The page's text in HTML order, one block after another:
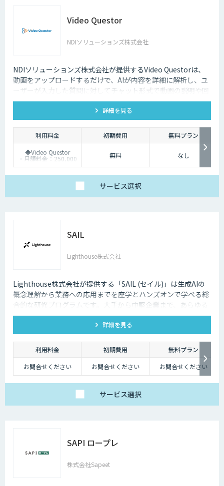
Video Questor
NDIソリューションズ株式会社
NDIソリューションズ株式会社が提供するVideo Questorは、
動画をアップロードするだけで、AIが内容を詳細に解析し、ユ
ーザーが入力した質問に対してチャット形式で動画の説明や回
答を行います。
詳細を見る
利用料金 初期費用
無料プラン
◆Video Questor
・月額料金：250,000
円～ ※追加料金なく
・月額料金：100,000
円～
無料 なし
サービス選択
SAIL
Lighthouse株式会社
Lighthouse株式会社が提供する「SAIL (セイル)」は生成AIの
概念理解から業務への応用までを座学とハンズオンで学べる総
合的な研修プログラムです。大手から中堅企業まで、あらゆる
業界・業種の企業様にご利用いただけます。
詳細を見る
利用料金 初期費用
無料プラン
お問合せください
お問合せください お問合せください
サービス選択
SAPI ロープレ
株式会社Sapeet